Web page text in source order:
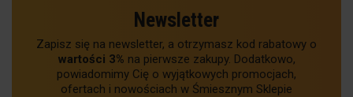
Newsletter
Zapisz się na newsletter, a otrzymasz kod rabatowy o
wartości 3% na pierwsze zakupy. Dodatkowo,
powiadomimy Cię o wyjątkowych promocjach,
ofertach i nowościach w Śmiesznym Sklepie